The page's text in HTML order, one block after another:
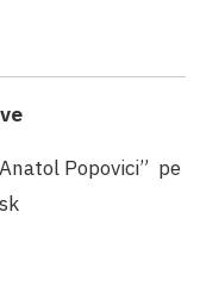
Popovici” pe